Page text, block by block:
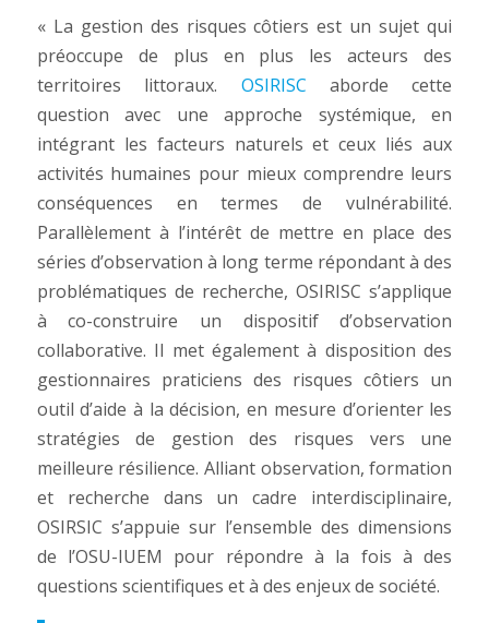
« La gestion des risques côtiers est un sujet qui
préoccupe de plus en plus les acteurs des
territoires littoraux. OSIRISC aborde cette
question avec une approche systémique, en
intégrant les facteurs naturels et ceux liés aux
activités humaines pour mieux comprendre leurs
conséquences en termes de vulnérabilité.
Parallèlement à l’intérêt de mettre en place des
séries d’observation à long terme répondant à des
problématiques de recherche, OSIRISC s’applique
à co-construire un dispositif d’observation
collaborative. Il met également à disposition des
gestionnaires praticiens des risques côtiers un
outil d’aide à la décision, en mesure d’orienter les
stratégies de gestion des risques vers une
meilleure résilience. Alliant observation, formation
et recherche dans un cadre interdisciplinaire,
OSIRSIC s’appuie sur l’ensemble des dimensions
de l’OSU-IUEM pour répondre à la fois à des
questions scientifiques et à des enjeux de société.